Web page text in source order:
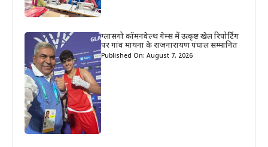
ग्लासगो कॉमनवेल्थ गेम्स में उत्कृष्ट खेल रिपोर्टिंग
पर गांव मायना के राजनारायण पंघाल सम्मानित
Published On: August 7, 2026